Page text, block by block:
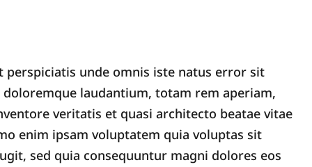
perspiciatis unde omnis iste natus error sit
laudantium, totam rem aperiam,
veritatis et quasi architecto beatae vitae
enim ipsam voluptatem quia voluptas sit
sed quia consequuntur magni dolores eos